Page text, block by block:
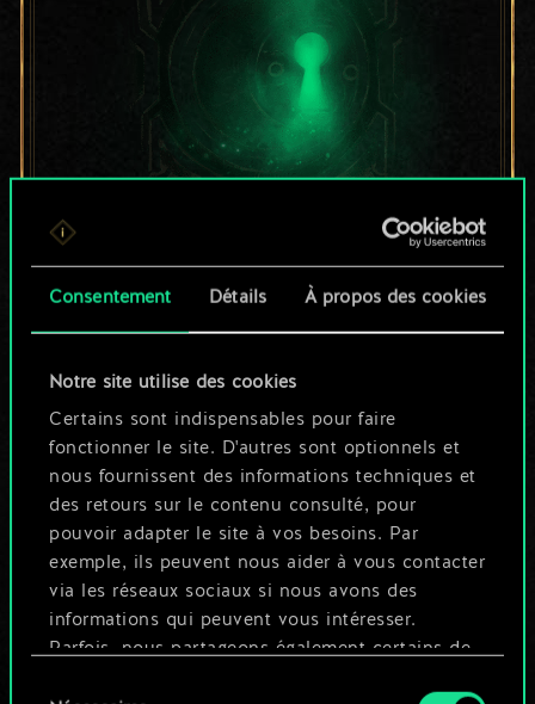
Consentement Détails À propos des cookies
Notre site utilise des cookies
Certains sont indispensables pour faire
fonctionner le site. D'autres sont optionnels et
nous fournissent des informations techniques et
des retours sur le contenu consulté, pour
pouvoir adapter le site à vos besoins. Par
exemple, ils peuvent nous aider à vous contacter
via les réseaux sociaux si nous avons des
informations qui peuvent vous intéresser.
Parfois, nous partageons également certains de
Pour l'instant, ce
n'est qu'un jeu de
cartes partagé.
Mais cela peut être
tellement plus !
Nommer ce jeu et créer un guide
Modifier le jeu